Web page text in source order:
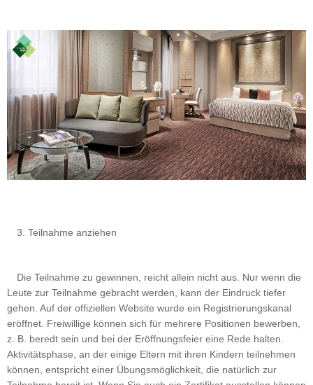
3. Teilnahme anziehen
Die Teilnahme zu gewinnen, reicht allein nicht aus. Nur wenn die
Leute zur Teilnahme gebracht werden, kann der Eindruck tiefer
gehen. Auf der offiziellen Website wurde ein Registrierungskanal
eröffnet. Freiwillige können sich für mehrere Positionen bewerben,
z. B. beredt sein und bei der Eröffnungsfeier eine Rede halten.
Aktivitätsphase, an der einige Eltern mit ihren Kindern teilnehmen
können, entspricht einer Übungsmöglichkeit, die natürlich zur